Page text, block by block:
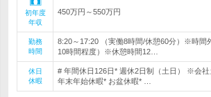
初年度
年収
450万円～550万円
勤務
時間
8:20～17:20 （実働8時間/休憩60分）※時間
10時間程度）※休憩時間12…
休日
休暇
# 年間休日126日* 週休2日制（土日） ※会
年末年始休暇* お盆休暇* …